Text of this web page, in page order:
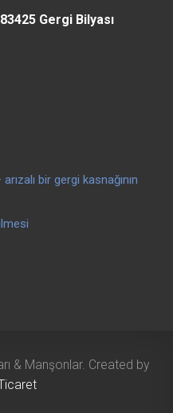
Gergi Bilyası
bir gergi kasnağının
& Manşonlar. Created by